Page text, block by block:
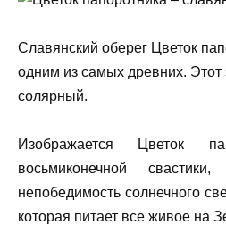
Славянский оберег Цветок
одним из самых древних. Этот
солярный.
Изображается Цветок
восьмиконечной
непобедимость солнечного
которая питает все живое на